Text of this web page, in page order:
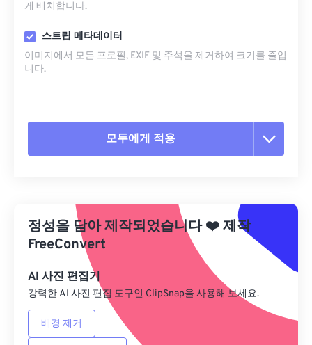
게 배치합니다.
스트립 메타데이터
이미지에서 모든 프로필, EXIF ​​및 주석을 제거하여 크기를 줄입
니다.
모두에게 적용
사전 설정에서 적용
사전 설정으로 저장
정성을 담아 제작되었습니다❤️제작
FreeConvert
AI 사진 편집기
강력한 AI 사진 편집 도구인 ClipSnap을 사용해 보세요.
배경 제거